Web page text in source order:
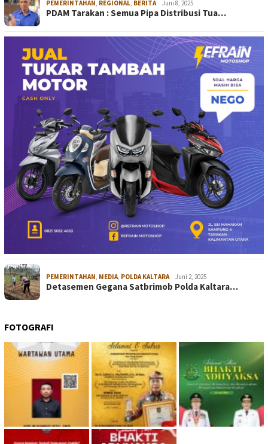
PEMERINTAHAN, REGIONAL, BERITA Juni 8, 2025
PDAM Tarakan : Semua Pipa Distribusi Tua…
PEMERINTAHAN, MEDIA, POLDA KALTARA Juni 2, 2025
Detasemen Gegana Satbrimob Polda Kaltara…
FOTOGRAFI